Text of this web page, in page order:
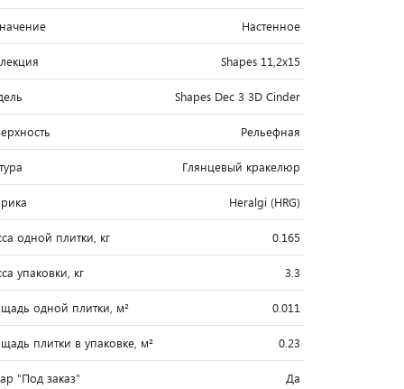
Настенное
Shapes 11,2x15
Shapes Dec 3 3D Cinder
Рельефная
Глянцевый кракелюр
Heralgi (HRG)
одной плитки, кг 0.165
упаковки, кг 3.3
одной плитки, м² 0.011
плитки в упаковке, м² 0.23
"Под заказ" Да